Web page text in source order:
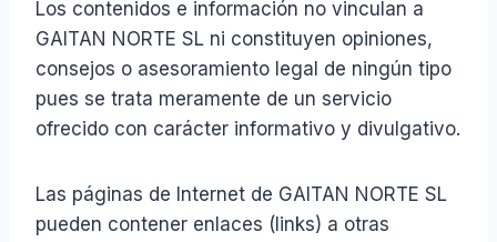
Los contenidos e información no vinculan a
GAITAN NORTE SL ni constituyen opiniones,
consejos o asesoramiento legal de ningún tipo
pues se trata meramente de un servicio
ofrecido con carácter informativo y divulgativo.
Las páginas de Internet de GAITAN NORTE SL
pueden contener enlaces (links) a otras